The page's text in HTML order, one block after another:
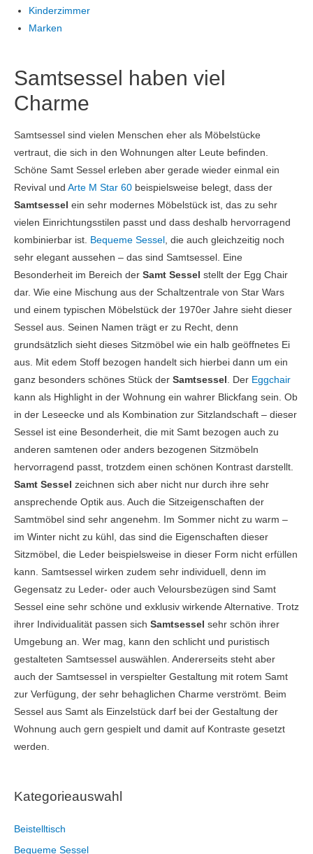
Kinderzimmer
Marken
Kategorieauswahl
Beistelltisch
Bequeme Sessel
Samtsessel haben viel
Charme
Samtsessel sind vielen Menschen eher als Möbelstücke
vertraut, die sich in den Wohnungen alter Leute befinden.
Schöne Samt Sessel erleben aber gerade wieder einmal ein
Revival und Arte M Star 60 beispielsweise belegt, dass der
Samtsessel ein sehr modernes Möbelstück ist, das zu sehr
vielen Einrichtungsstilen passt und dass deshalb hervorragend
kombinierbar ist. Bequeme Sessel , die auch gleichzeitig noch
sehr elegant aussehen – das sind Samtsessel. Eine
Besonderheit im Bereich der Samt Sessel stellt der Egg Chair
dar. Wie eine Mischung aus der Schaltzentrale von Star Wars
und einem typischen Möbelstück der 1970er Jahre sieht dieser
Sessel aus. Seinen Namen trägt er zu Recht, denn
grundsätzlich sieht dieses Sitzmöbel wie ein halb geöffnetes Ei
aus. Mit edem Stoff bezogen handelt sich hierbei dann um ein
ganz besonders schönes Stück der Samtsessel . Der Eggchair
kann als Highlight in der Wohnung ein wahrer Blickfang sein. Ob
in der Leseecke und als Kombination zur Sitzlandschaft – dieser
Sessel ist eine Besonderheit, die mit Samt bezogen auch zu
anderen samtenen oder anders bezogenen Sitzmöbeln
hervorragend passt, trotzdem einen schönen Kontrast darstellt.
Samt Sessel zeichnen sich aber nicht nur durch ihre sehr
ansprechende Optik aus. Auch die Sitzeigenschaften der
Samtmöbel sind sehr angenehm. Im Sommer nicht zu warm –
im Winter nicht zu kühl, das sind die Eigenschaften dieser
Sitzmöbel, die Leder beispielsweise in dieser Form nicht erfüllen
kann. Samtsessel wirken zudem sehr individuell, denn im
Gegensatz zu Leder- oder auch Veloursbezügen sind Samt
Sessel eine sehr schöne und exklusiv wirkende Alternative. Trotz
ihrer Individualität passen sich Samtsessel sehr schön ihrer
Umgebung an. Wer mag, kann den schlicht und puristisch
gestalteten Samtsessel auswählen. Andererseits steht aber
auch der Samtsessel in verspielter Gestaltung mit rotem Samt
zur Verfügung, der sehr behaglichen Charme verströmt. Beim
Sessel aus Samt als Einzelstück darf bei der Gestaltung der
Wohnung auch gern gespielt und damit auf Kontraste gesetzt
werden.